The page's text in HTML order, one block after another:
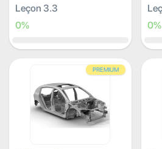
Leçon 3.3
0%
0%
PREMIUM